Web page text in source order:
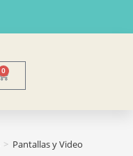
0
> Pantallas y Video